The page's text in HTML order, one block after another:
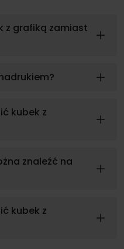
z grafiką zamiast
kubek z
znaleźć na
kubek z